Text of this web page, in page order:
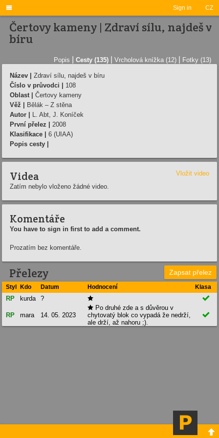
Sign in CZ

Čertovy kameny | Zdraví­ sí­lu, najdeš v
bí­ru
Popis Cesty (135) Vrcholová knížka (12) Fotky (13)
Název |
Zdraví­ sí­lu, najdeš v bí­ru
Číslo v průvodci |
108
Oblast |
Čertovy kameny
Věž |
Bělák – Z stěna
Autor |
L. Abt, J. Koní­ček
První přelez |
2008
Klasifikace |
6 (UIAA)
Popis cesty |
Videa
Vložit video
Zatím nebylo vloženo žádné video.
Komentáře
You have to sign in first to add a comment.
Prozatím bez komentáře.
Přelezy Zapsat přelez
Styl Kdo Datum Hodnocení Klasa
RP kurda ?  
RP mara 14. 05. 2023
 Po druhé zde a s důvěrou v
chytovatý blok co vypadá že nedrží,
ale drží, až nahoru ;).

